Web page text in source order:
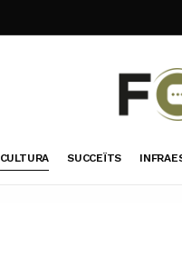
CULTURA SUCCEÏTS